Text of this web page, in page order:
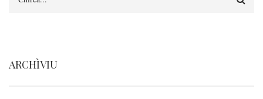
ARCHÌVIU